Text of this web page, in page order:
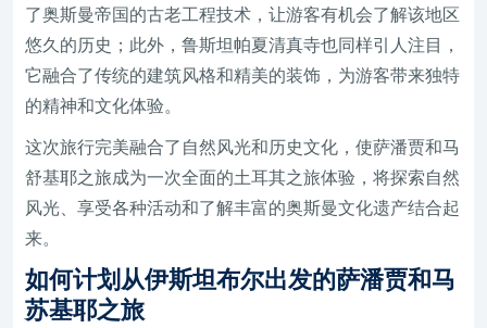
了奥斯曼帝国的古老工程技术，让游客有机会了解该地区
悠久的历史；此外，鲁斯坦帕夏清真寺也同样引人注目，
它融合了传统的建筑风格和精美的装饰，为游客带来独特
的精神和文化体验。
这次旅行完美融合了自然风光和历史文化，使萨潘贾和马
舒基耶之旅成为一次全面的土耳其之旅体验，将探索自然
风光、享受各种活动和了解丰富的奥斯曼文化遗产结合起
来。
如何计划从伊斯坦布尔出发的萨潘贾和马
苏基耶之旅